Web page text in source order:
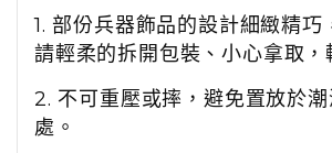
1. 部份兵器飾品的設計細緻精巧
請輕柔的拆開包裝、小心拿取，
2. 不可重壓或摔，避免置放於
處。